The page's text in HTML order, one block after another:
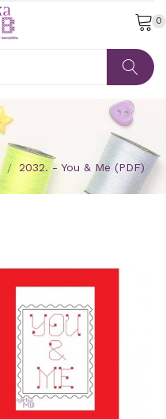
0
2032. - You & Me (PDF)